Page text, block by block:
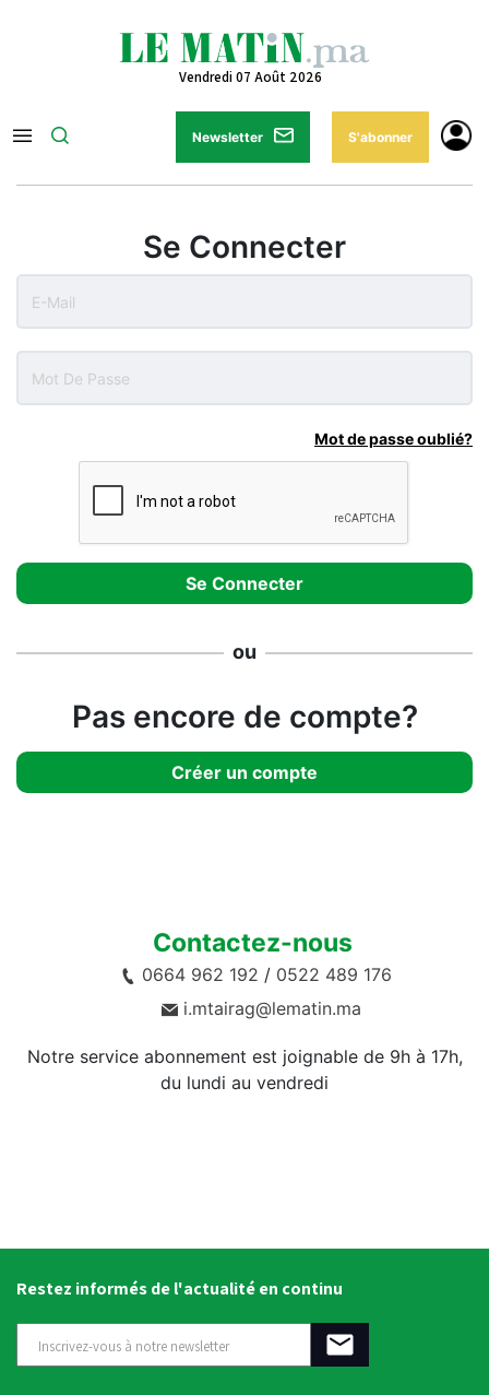
Vendredi 07 Août 2026
Newsletter S'abonner
Se Connecter
Mot de passe oublié?
ou
Pas encore de compte?
Créer un compte
Contactez-nous
0664 962 192 / 0522 489 176
i.mtairag@lematin.ma
Notre service abonnement est joignable de 9h à 17h,
du lundi au vendredi
Restez informés de l'actualité en continu